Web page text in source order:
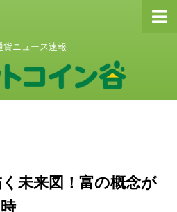
貨ニュース速報
未来図！富の概念が